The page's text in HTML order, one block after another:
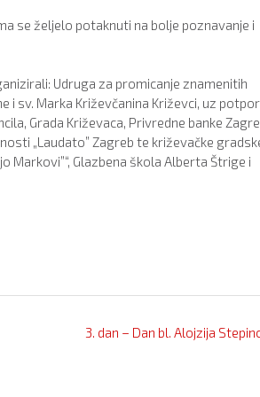
se željelo potaknuti na bolje poznavanje i
Udruga za promicanje znamenitih
i sv. Marka Križevčanina Križevci, uz
Grada Križevaca, Privredne banke
„Laudato” Zagreb te križevačke
Markovi”“, Glazbena škola Alberta Štrige i
3. dan – Dan bl. Alojzija